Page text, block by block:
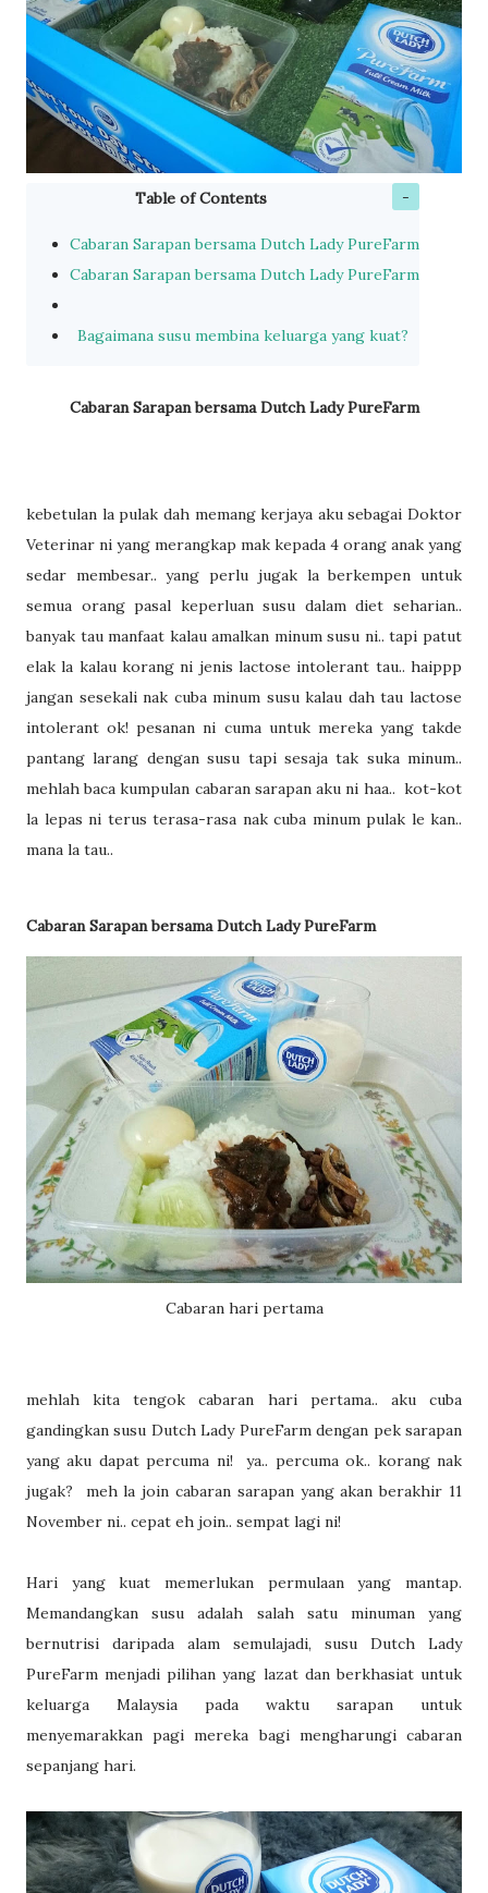
Table of Contents
Cabaran Sarapan bersama Dutch Lady PureFarm
Cabaran Sarapan bersama Dutch Lady PureFarm
Bagaimana susu membina keluarga yang kuat?
Cabaran Sarapan bersama Dutch Lady PureFarm
kebetulan la pulak dah memang kerjaya aku sebagai Doktor
Veterinar ni yang merangkap mak kepada 4 orang anak yang
sedar membesar.. yang perlu jugak la berkempen untuk
semua orang pasal keperluan susu dalam diet seharian..
banyak tau manfaat kalau amalkan minum susu ni.. tapi patut
elak la kalau korang ni jenis lactose intolerant tau.. haippp
jangan sesekali nak cuba minum susu kalau dah tau lactose
intolerant ok! pesanan ni cuma untuk mereka yang takde
pantang larang dengan susu tapi sesaja tak suka minum..
mehlah baca kumpulan cabaran sarapan aku ni haa.. kot-kot
la lepas ni terus terasa-rasa nak cuba minum pulak le kan..
mana la tau..
Cabaran Sarapan bersama Dutch Lady PureFarm
Cabaran hari pertama
mehlah kita tengok cabaran hari pertama.. aku cuba
gandingkan susu Dutch Lady PureFarm dengan pek sarapan
yang aku dapat percuma ni! ya.. percuma ok.. korang nak
jugak? meh la join cabaran sarapan yang akan berakhir 11
November ni.. cepat eh join.. sempat lagi ni!
Hari yang kuat memerlukan permulaan yang mantap.
Memandangkan susu adalah salah satu minuman yang
bernutrisi daripada alam semulajadi, susu Dutch Lady
PureFarm menjadi pilihan yang lazat dan berkhasiat untuk
keluarga Malaysia pada waktu sarapan untuk
menyemarakkan pagi mereka bagi mengharungi cabaran
sepanjang hari.